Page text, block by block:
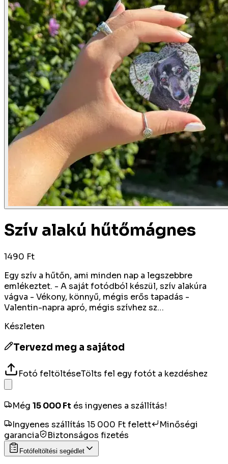
Szív alakú hűtőmágnes
1490 Ft
Egy szív a hűtőn, ami minden nap a legszebbre
emlékeztet. - A saját fotódból készül, szív alakúra
vágva - Vékony, könnyű, mégis erős tapadás -
Valentin-napra apró, mégis szívhez sz…
Készleten
Tervezd meg a sajátod
Fotó feltöltéseTölts fel egy fotót a kezdéshez
Még 15 000Ft és ingyenes a szállítás!
Ingyenes szállítás 15 000 Ft felett
Minőségi
garancia
Biztonságos fizetés
Fotófeltöltési segédlet